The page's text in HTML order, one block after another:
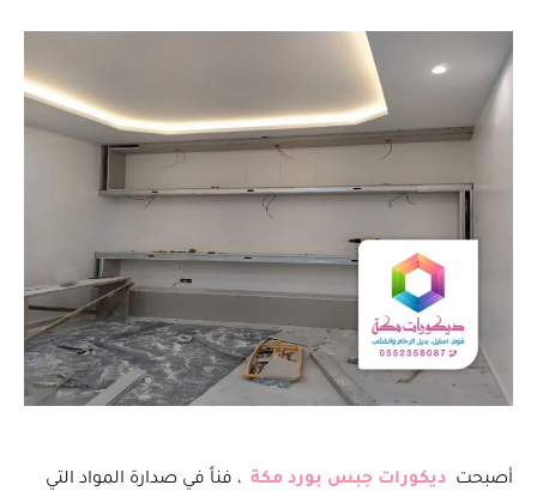
أصبحت ديكورات جبس بورد مكة ، فناً في صدارة المواد التي